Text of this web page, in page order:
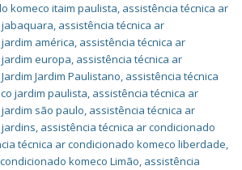
komeco itaim paulista, assistência técnica ar
, assistência técnica ar
américa, assistência técnica ar
europa, assistência técnica ar
Jardim Paulistano, assistência técnica
jardim paulista, assistência técnica ar
são paulo, assistência técnica ar
, assistência técnica ar condicionado
técnica ar condicionado komeco liberdade,
komeco Limão, assistência